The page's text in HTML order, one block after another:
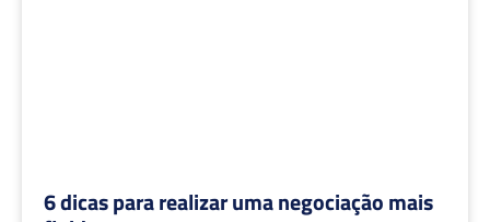
6 dicas para realizar uma negociação mais